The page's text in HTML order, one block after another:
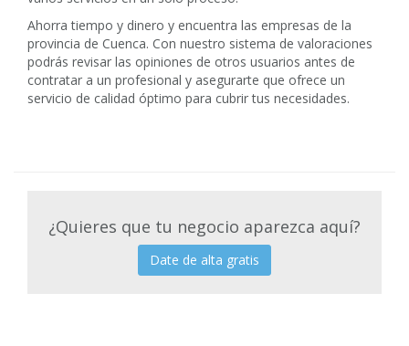
Ahorra tiempo y dinero y encuentra las empresas de la
provincia de Cuenca. Con nuestro sistema de valoraciones
podrás revisar las opiniones de otros usuarios antes de
contratar a un profesional y asegurarte que ofrece un
servicio de calidad óptimo para cubrir tus necesidades.
¿Quieres que tu negocio aparezca aquí?
Date de alta gratis